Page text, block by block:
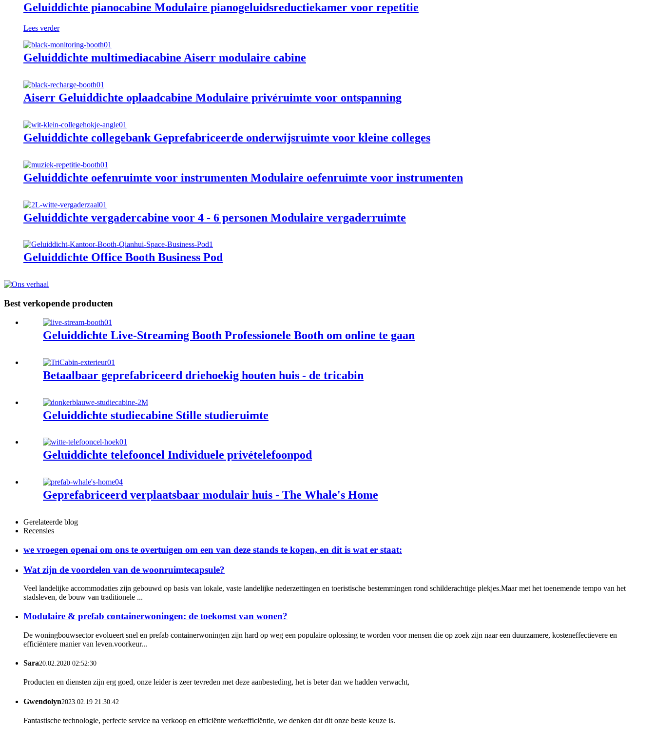
Geluiddichte pianocabine Modulaire pianogeluidsreductiekamer voor repetitie
Lees verder
Geluiddichte multimediacabine Aiserr modulaire cabine
Aiserr Geluiddichte oplaadcabine Modulaire privéruimte voor ontspanning
Geluiddichte collegebank Geprefabriceerde onderwijsruimte voor kleine colleges
Geluiddichte oefenruimte voor instrumenten Modulaire oefenruimte voor instrumenten
Geluiddichte vergadercabine voor 4 - 6 personen Modulaire vergaderruimte
Geluiddichte Office Booth Business Pod
Best verkopende producten
Geluiddichte Live-Streaming Booth Professionele Booth om online te gaan
Betaalbaar geprefabriceerd driehoekig houten huis - de tricabin
Geluiddichte studiecabine Stille studieruimte
Geluiddichte telefooncel Individuele privételefoonpod
Geprefabriceerd verplaatsbaar modulair huis - The Whale's Home
Gerelateerde blog
Recensies
we vroegen openai om ons te overtuigen om een ​​van deze stands te kopen, en dit is wat er staat:
Wat zijn de voordelen van de woonruimtecapsule?
Veel landelijke accommodaties zijn gebouwd op basis van lokale, vaste landelijke nederzettingen en toeristische bestemmingen rond schilderachtige plekjes.Maar met het toenemende tempo van het
stadsleven, de bouw van traditionele ...
Modulaire & prefab containerwoningen: de toekomst van wonen?
De woningbouwsector evolueert snel en prefab containerwoningen zijn hard op weg een populaire oplossing te worden voor mensen die op zoek zijn naar een duurzamere, kosteneffectievere en
efficiëntere manier van leven.voorkeur...
Sara20.02.2020 02:52:30
Producten en diensten zijn erg goed, onze leider is zeer tevreden met deze aanbesteding, het is beter dan we hadden verwacht,
Gwendolyn2023.02.19 21:30:42
Fantastische technologie, perfecte service na verkoop en efficiënte werkefficiëntie, we denken dat dit onze beste keuze is.